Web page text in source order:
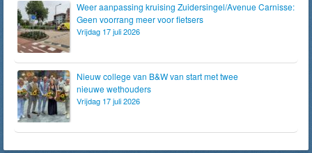
Weer aanpassing kruising Zuidersingel/Avenue Carnisse:
Geen voorrang meer voor fietsers
Vrijdag 17 juli 2026
Nieuw college van B&W van start met twee
nieuwe wethouders
Vrijdag 17 juli 2026